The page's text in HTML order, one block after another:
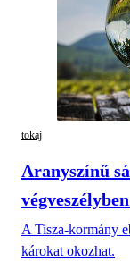
tokaj
Aranyszínű
A Tisza-kormány
károkat okozhat.